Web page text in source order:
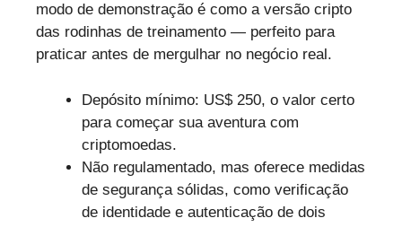
modo de demonstração é como a versão cripto
das rodinhas de treinamento — perfeito para
praticar antes de mergulhar no negócio real.
Depósito mínimo: US$ 250, o valor certo
para começar sua aventura com
criptomoedas.
Não regulamentado, mas oferece medidas
de segurança sólidas, como verificação
de identidade e autenticação de dois